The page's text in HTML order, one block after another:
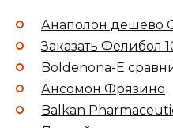
Анаполон дешево
Заказать Фелибол
Boldenona-E
Ансомон Фрязино
Balkan